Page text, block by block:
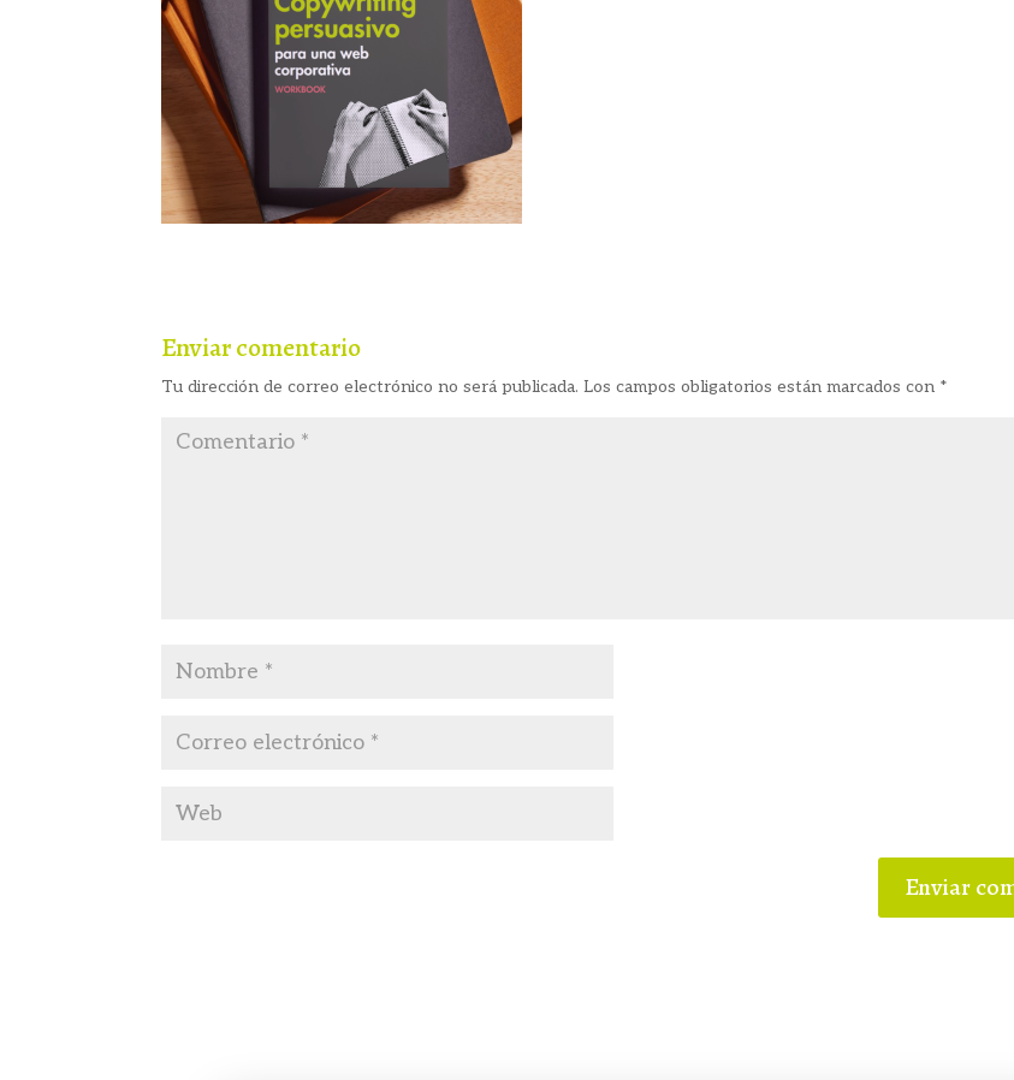
Enviar comentario
Tu dirección de correo electrónico no será publicada. Los campos obligatorios están marcados con *